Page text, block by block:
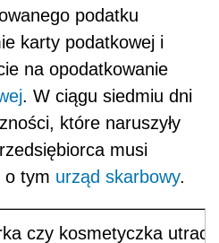
podatku
karty podatkowej i
na opodatkowanie
. W ciągu siedmiu dni
które naruszyły
musi
o tym urząd skarbowy.
czy kosmetyczka utraci